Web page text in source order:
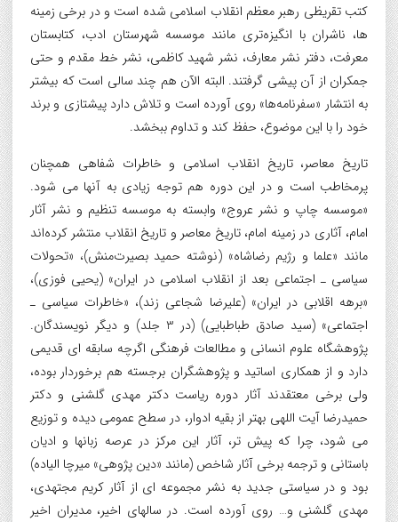
کتب تقریظی رهبر معظم انقلاب اسلامی شده است و در برخی زمینه
ها، ناشران با انگیزه‌تری مانند موسسه شهرستان ادب، کتابستان
معرفت، دفتر نشر معارف، نشر شهید کاظمی، نشر خط مقدم و حتی
جمکران از آن پیشی گرفتند. البته الآن هم چند سالی است که بیشتر
به انتشار «سفرنامه‌ها» روی آورده است و تلاش دارد پیشتازی و برند
خود را با این موضوع، حفظ کند و تداوم ببخشد.
تاریخ معاصر، تاریخ انقلاب اسلامی و خاطرات شفاهی همچنان
پرمخاطب است و در این دوره هم توجه زیادی به آنها می شود.
«موسسه چاپ و نشر عروج» وابسته به موسسه تنظیم و نشر آثار
امام، آثاری در زمینه امام، تاریخ معاصر و تاریخ انقلاب منتشر کرده‌اند
مانند «علما و رژیم رضاشاه» (نوشته حمید بصیرت‌منش)، «تحولات
سیاسی ـ اجتماعی بعد از انقلاب اسلامی در ایران» (یحیی فوزی)،
«برهه اقلابی در ایران» (علیرضا شجاعی زند)، «خاطرات سیاسی ـ
اجتماعی» (سید صادق طباطبایی) (در 3 جلد) و دیگر نویسندگان.
پژوهشگاه علوم انسانی و مطالعات فرهنگی اگرچه سابقه ای قدیمی
دارد و از همکاری اساتید و پژوهشگران برجسته هم برخوردار بوده،
ولی برخی معتقدند آثار دوره ریاست دکتر مهدی گلشنی و دکتر
حمیدرضا آیت اللهی بهتر از بقیه ادوار، در سطح عمومی دیده و توزیع
می شود، چرا که پیش تر، آثار این مرکز در عرصه زبانها و ادیان
باستانی و ترجمه برخی آثار شاخص (مانند «دین پژوهی» میرچا الیاده)
بود و در سیاستی جدید به نشر مجموعه ای از آثار کریم مجتهدی،
مهدی گلشنی و… روی آورده است. در سالهای اخیر، مدیران اخیر